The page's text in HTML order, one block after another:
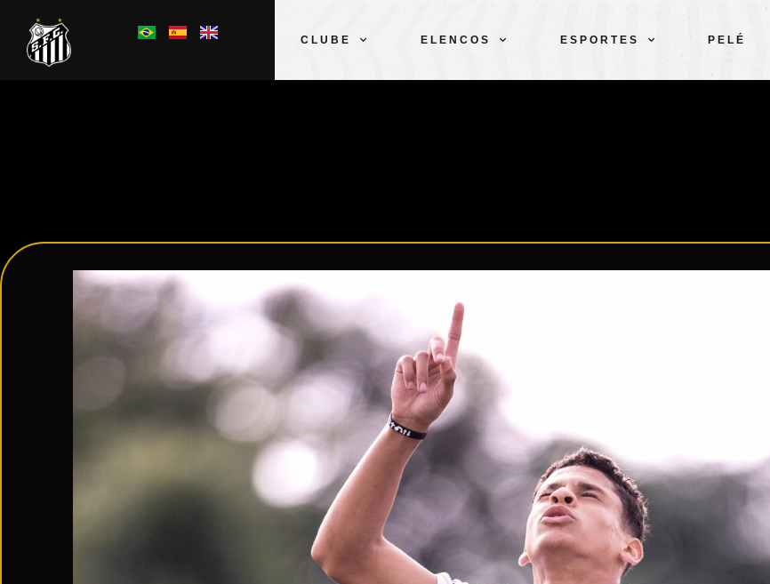
CLUBE ELENCOS ESPORTES PELÉ